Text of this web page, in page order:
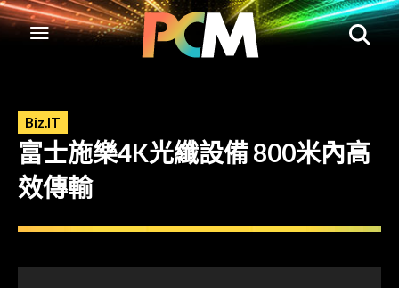
Biz.IT
富士施樂4K光纖設備 800米內高
效傳輸